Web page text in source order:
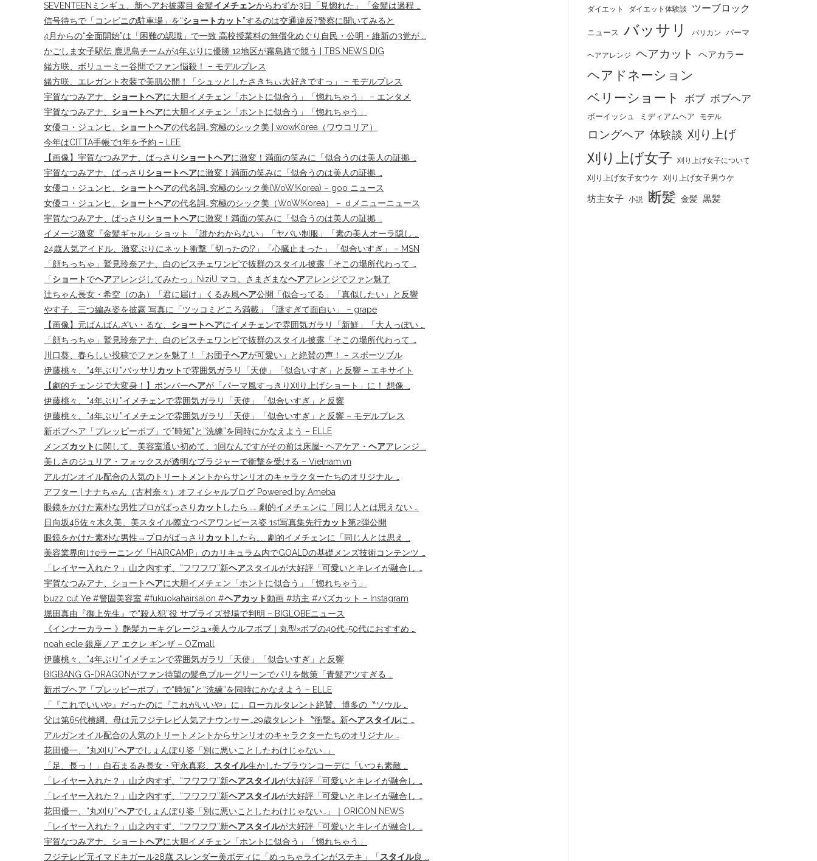
SEVENTEENミンギュ、新ヘアお披露目 金髪イメチェンからわずか3日「見惚れた」「金髪は過程 …
信号待ちで「コンビニの駐車場」を“ショートカット”するのは交通違反?警察に聞いてみると
4月からの“全面開始”は「困難の認識」で一致 高校授業料の無償化めぐり自民・公明・維新の3党が …
かごしま女子駅伝 鹿児島チームが4年ぶりに優勝 12地区が霧島路で競う | TBS NEWS DIG
緒方咲、ボリューミー谷間でファン悩殺！ – モデルプレス
緒方咲、エレガント衣装で美肌公開！「シュッとしたさきちぃ大好きですっ」 – モデルプレス
宇賀なつみアナ、 ショートヘアに大胆イメチェン「ホントに似合う」「惚れちゃう」 – エンタメ
宇賀なつみアナ、 ショートヘアに大胆イメチェン「ホントに似合う」「惚れちゃう」
女優コ・ジュンヒ、 ショートヘアの代名詞…究極のシック美 | wowKorea（ワウコリア）
今年はCITTA手帳で1年を予約 – LEE
【画像】宇賀なつみアナ、ばっさり ショートヘアに激変！満面の笑みに「似合うのは美人の証拠 …
宇賀なつみアナ、ばっさり ショートヘアに激変！満面の笑みに「似合うのは美人の証拠 …
女優コ・ジュンヒ、 ショートヘアの代名詞…究極のシック美(WoW!Korea) – goo ニュース
女優コ・ジュンヒ、 ショートヘアの代名詞…究極のシック美（WoW!Korea） – ｄメニューニュース
宇賀なつみアナ、ばっさり ショートヘアに激変！満面の笑みに「似合うのは美人の証拠 …
イメージ激変『金髪ギャル』ショット 「誰かわからない」「ヤバい制服」「素の美人オーラ隠し …
24歳人気アイドル、激変ぶりにネット衝撃「切ったの!?」「心臓止まった」「似合いすぎ」 – MSN
「顔ちっちゃ」鷲見玲奈アナ、白のビスチェワンピで抜群のスタイル披露「そこの場所代わって …
「ショートでヘアアレンジしてみたっ」NiziU マコ、さまざまなヘアアレンジでファン魅了
辻ちゃん長女・希空（のあ）「君に届け」くるみ風ヘア公開「似合ってる」「真似したい」と反響
やす子、三つ編み姿を披露 写真に「ツッコミどころ満載」「謎すぎて面白い」 – grape
【画像】元ばんばんざい・るな、 ショートヘアにイメチェンで雰囲気ガラリ「新鮮」「大人っぽい …
「顔ちっちゃ」鷲見玲奈アナ、白のビスチェワンピで抜群のスタイル披露「そこの場所代わって …
川口葵、春らしい投稿でファンを魅了！「お団子ヘアが可愛い」と絶賛の声！ – スポーツブル
伊藤桃々、“4年ぶり”バッサリ カットで雰囲気ガラリ「天使」「似合いすぎ」と反響 – エキサイト
【劇的チェンジで大変身！】ボンバーヘアが「パーマ風すっきり刈り上げショート」に！ 想像 …
伊藤桃々、“4年ぶり”イメチェンで雰囲気ガラリ「天使」「似合いすぎ」と反響
伊藤桃々、“4年ぶり”イメチェンで雰囲気ガラリ「天使」「似合いすぎ」と反響 – モデルプレス
新ボブヘア「プレッピーボブ」で“時短”と“洗練”を同時にかなえよう – ELLE
メンズカットに関して、美容室通い初めて、1回なんですがその前は床屋- ヘアケア・ ヘアアレンジ …
美しさのジュリア・フォックスが透明なブラジャーで衝撃を受ける – Vietnam.vn
アルガンオイル配合の人気のトリートメントからサンリオのキャラクターたちのオリジナル …
アフター | ナナちゃん（古村奈々）オフィシャルブログ Powered by Ameba
眼鏡をかけた素朴な男性プロがばっさり カット したら…… 劇的イメチェンに「同じ人とは思えない …
日向坂46佐々木久美、美スタイル際立つベアワンピース姿 1st写真集先行カット第2弾公開
眼鏡をかけた素朴な男性→プロがばっさり カット したら…… 劇的イメチェンに「同じ人とは思え …
美容業界向けeラーニング「HAIRCAMP」のカリキュラム内でGOALDの基礎メンズ技術コンテンツ …
「レイヤー入れた？」山之内すず、“フワフワ”新ヘアスタイルが大好評「可愛いとキレイが融合し …
宇賀なつみアナ、ショートヘアに大胆イメチェン「ホントに似合う」「惚れちゃう」
buzz cut Ye #警固美容室 #fukuokahairsalon #ヘアカット動画 #坊主 #バズカット – Instagram
堀田真由『御上先生』で“殺人犯”役 サプライズ登場で判明 – BIGLOBEニュース
《インナーカラー 》艶髪カーキグレージュ×美人ウルフボブ｜丸型×ボブの40代-50代におすすめ …
noah ecle 銀座ノア エクレ ギンザ – OZmall
伊藤桃々、“4年ぶり”イメチェンで雰囲気ガラリ「天使」「似合いすぎ」と反響
BIGBANG G-DRAGONがファン待望の髪色ブルーグリーンでパリを散策「青髪アツすぎる …
新ボブヘア「プレッピーボブ」で“時短”と“洗練”を同時にかなえよう – ELLE
「『これでいいや』だったのに『これがいいや』に」ローカルタレント絶賛、博多の〝ソウル …
父は第65代横綱、母は元フジテレビ人気アナウンサー…29歳タレント〝衝撃〟新ヘアスタイルに …
アルガンオイル配合の人気のトリートメントからサンリオのキャラクターたちのオリジナル …
花田優一、“丸刈り”ヘアでしょんぼり姿「別に悪いことしたわけじゃない…」
「足、長っ！」白石まるみ長女・守永真彩、
スタイル生かしたブラウンコーデに「いつも素敵 …
「レイヤー入れた？」山之内すず、“フワフワ”新ヘアスタイルが大好評「可愛いとキレイが融合し …
「レイヤー入れた？」山之内すず、“フワフワ”新ヘアスタイルが大好評「可愛いとキレイが融合し …
花田優一、“丸刈り”ヘアでしょんぼり姿「別に悪いことしたわけじゃない…」｜ORICON NEWS
「レイヤー入れた？」山之内すず、“フワフワ”新ヘアスタイルが大好評「可愛いとキレイが融合し …
宇賀なつみアナ、ショートヘアに大胆イメチェン「ホントに似合う」「惚れちゃう」
フジテレビ元イマドキガール28歳 スレンダー美ボディに「めっちゃラインがステキ」「 スタイル良 …
ダイエット ダイエット体験談 ツーブロック
ニュース バッサリ バリカン パーマ
ヘアアレンジ ヘアカット ヘアカラー
ヘアドネーション
ベリーショート
ボブ ボブヘア
ボーイッシュ ミディアムヘア モデル
ロングヘア 体験談 刈り上げ
刈り上げ女子 刈り上げ女子について
刈り上げ女子女ウケ 刈り上げ女子男ウケ
坊主女子 小説 断髪 金髪 黒髪